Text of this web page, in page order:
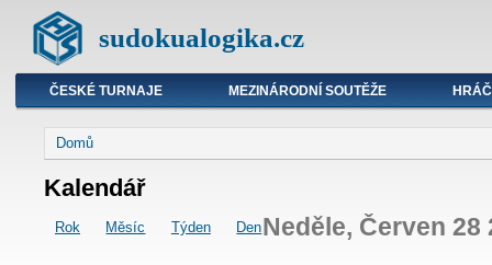
sudokualogika.cz
ČESKÉ TURNAJE MEZINÁRODNÍ SOUTĚŽE
Domů
Kalendář
Rok Měsíc Týden DenNeděle, Červen 28